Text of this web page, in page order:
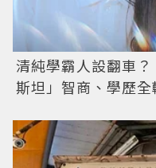
清純學霸人設翻車
斯坦」智商、學歷